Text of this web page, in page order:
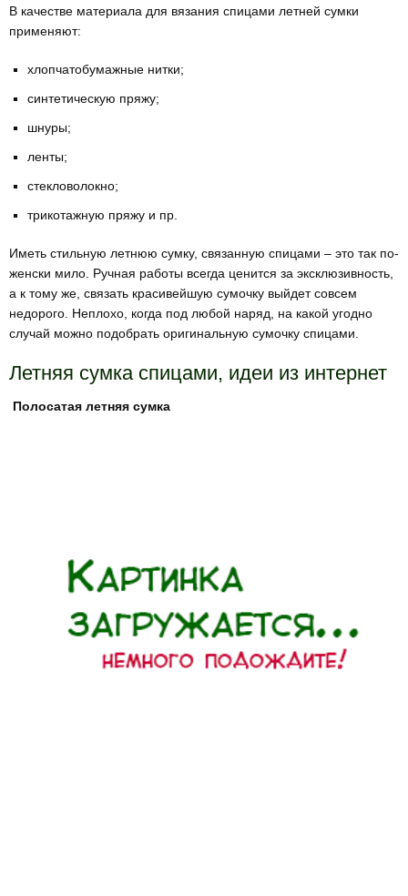
В качестве материала для вязания спицами летней сумки
применяют:
хлопчатобумажные нитки;
синтетическую пряжу;
шнуры;
ленты;
стекловолокно;
трикотажную пряжу и пр.
Иметь стильную летнюю сумку, связанную спицами – это так по-
женски мило. Ручная работы всегда ценится за эксклюзивность,
а к тому же, связать красивейшую сумочку выйдет совсем
недорого. Неплохо, когда под любой наряд, на какой угодно
случай можно подобрать оригинальную сумочку спицами.
Летняя сумка спицами, идеи из интернет
Полосатая летняя сумка